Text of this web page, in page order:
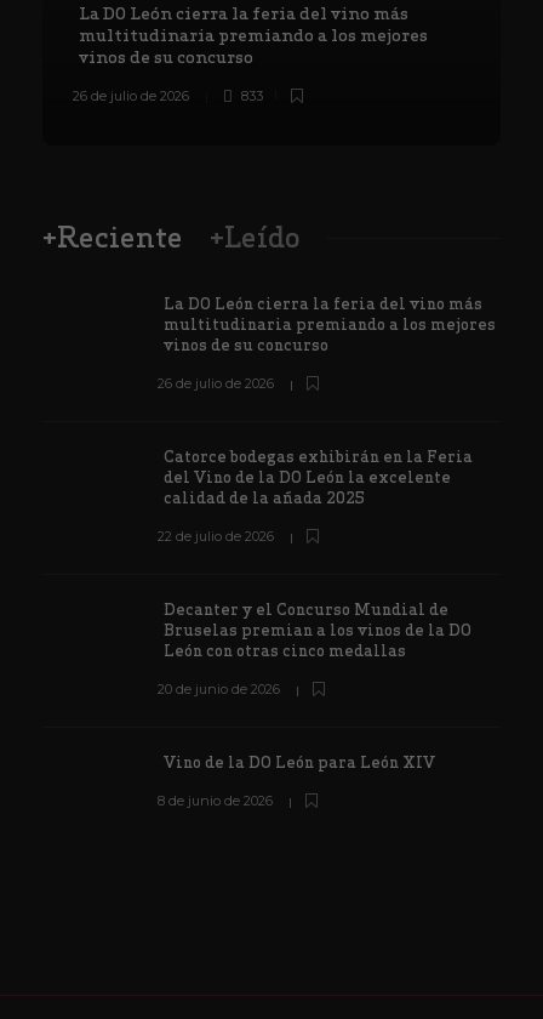
La DO León cierra la feria del vino más
multitudinaria premiando a los mejores
vinos de su concurso
26 de julio de 2026 833
+Reciente +Leído
La DO León cierra la feria del vino más
multitudinaria premiando a los mejores
vinos de su concurso
26 de julio de 2026
Catorce bodegas exhibirán en la Feria
del Vino de la DO León la excelente
calidad de la añada 2025
22 de julio de 2026
Decanter y el Concurso Mundial de
Bruselas premian a los vinos de la DO
León con otras cinco medallas
20 de junio de 2026
Vino de la DO León para León XIV
8 de junio de 2026